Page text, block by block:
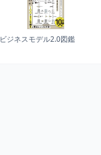
ビジネスモデル2.0図鑑